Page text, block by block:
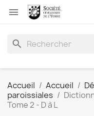

search
Accueil Accueil
paroissiales
Tome 2 - D à L